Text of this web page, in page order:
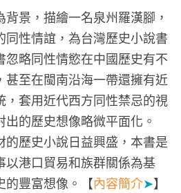
景，描繪一名泉州羅漢腳，
性情誼，為台灣歷史小說書
忽略同性情慾在中國歷史有不
甚至在閩南沿海一帶還擁有近
，套用近代西方同性禁忌的視
的歷史想像略微平面化。
歷史小說日益興盛，本書是
以港口貿易和族群關係為基
的豐富想像。【內容簡介➤】